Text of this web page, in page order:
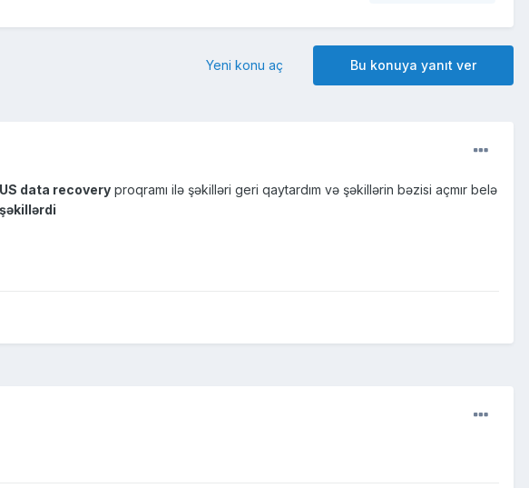
Bu konuya yanıt ver
Yeni konu aç
data recovery proqramı ilə şəkilləri geri qaytardım və şəkillərin bəzisi açmır belə